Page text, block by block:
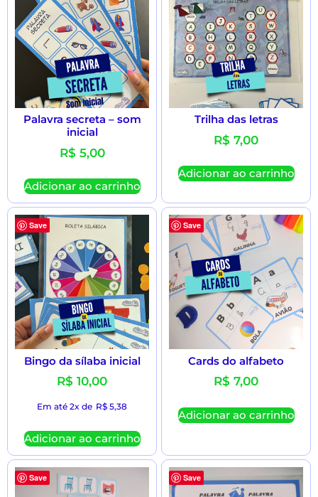
Palavra secreta – som
inicial
R$ 5,00
Adicionar ao carrinho
Trilha das letras
R$ 7,00
Adicionar ao carrinho
Save
Bingo da sílaba inicial
R$ 10,00
Em até 2x de R$ 5,38
Adicionar ao carrinho
Save
Cards do alfabeto
R$ 7,00
Adicionar ao carrinho
Save Save